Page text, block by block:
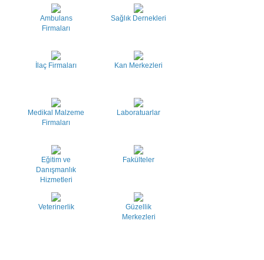
Ambulans
Firmaları
Sağlık Dernekleri
İlaç Firmaları Kan Merkezleri
Medikal Malzeme
Firmaları
Laboratuarlar
Eğitim ve
Danışmanlık
Hizmetleri
Fakülteler
Veterinerlik
Güzellik
Merkezleri